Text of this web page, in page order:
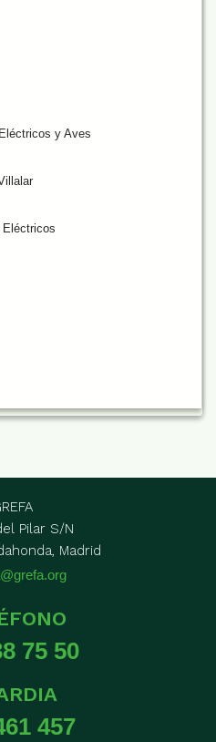
y Aves
Eléctricos
Pilar S/N
Madrid
75 50
457